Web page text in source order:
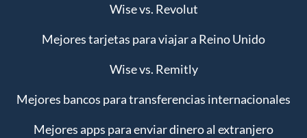
Wise vs. Revolut
Mejores tarjetas para viajar a Reino Unido
Wise vs. Remitly
Mejores bancos para transferencias internacionales
Mejores apps para enviar dinero al extranjero